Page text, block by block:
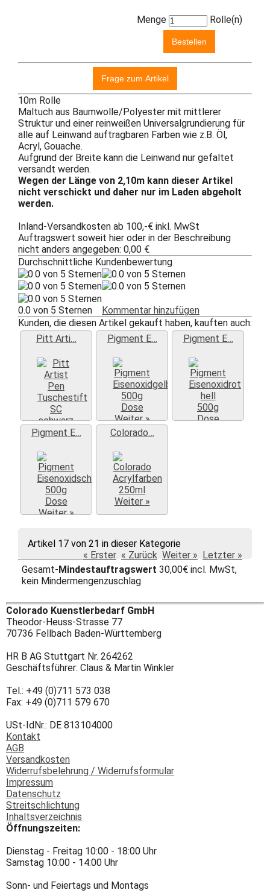
Menge Rolle(n)
10m Rolle
Maltuch aus Baumwolle/Polyester mit mittlerer
Struktur und einer reinweißen Universalgrundierung für
alle auf Leinwand auftragbaren Farben wie z.B. Öl,
Acryl, Gouache.
Aufgrund der Breite kann die Leinwand nur gefaltet
versandt werden.
Wegen der Länge von 2,10m kann dieser Artikel
nicht verschickt und daher nur im Laden abgeholt
werden.
Inland-Versandkosten ab 100,-€ inkl. MwSt
Auftragswert soweit hier oder in der Beschreibung
nicht anders angegeben: 0,00 €
Durchschnittliche Kundenbewertung
0.0 von 5 Sternen Kommentar hinzufügen
Kunden, die diesen Artikel gekauft haben, kauften auch:
Pitt Arti…
Weiter »
Pigment E…
Weiter »
Pigment E…
Pigment E…
Weiter »
Colorado…
Weiter »
Artikel 17 von 21 in dieser Kategorie
« Erster « Zurück Weiter » Letzter »
Gesamt-Mindestauftragswert 30,00€ incl. MwSt,
kein Mindermengenzuschlag
Colorado Kuenstlerbedarf GmbH
Theodor-Heuss-Strasse 77
70736 Fellbach Baden-Württemberg
HR B AG Stuttgart Nr. 264262
Geschäftsführer: Claus & Martin Winkler
Tel.: +49 (0)711 573 038
Fax: +49 (0)711 579 670
USt-IdNr.: DE 813104000
Kontakt
AGB
Versandkosten
Widerrufsbelehrung / Widerrufsformular
Impressum
Datenschutz
Streitschlichtung
Inhaltsverzeichnis
Öffnungszeiten:
Dienstag - Freitag 10:00 - 18:00 Uhr
Samstag 10:00 - 14:00 Uhr
Sonn- und Feiertags und Montags